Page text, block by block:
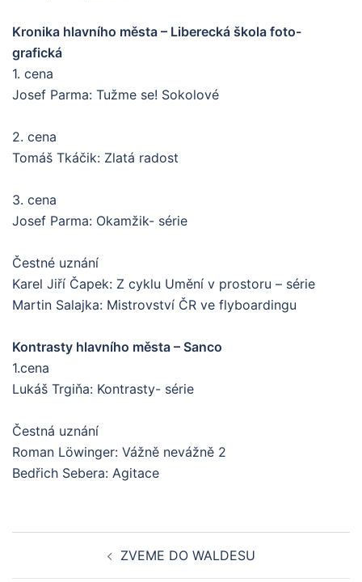
Kronika hlavního města – Liberecká škola foto-
grafická
1. cena
Josef Parma: Tužme se! Sokolové
2. cena
Tomáš Tkáčik: Zlatá radost
3. cena
Josef Parma: Okamžik- série
Čestné uznání
Karel Jiří Čapek: Z cyklu Umění v prostoru – série
Martin Salajka: Mistrovství ČR ve flyboardingu
Kontrasty hlavního města – Sanco
1.cena
Lukáš Trgiňa: Kontrasty- série
Čestná uznání
Roman Löwinger: Vážně nevážně 2
Bedřich Sebera: Agitace
navigation
ZVEME DO WALDESU